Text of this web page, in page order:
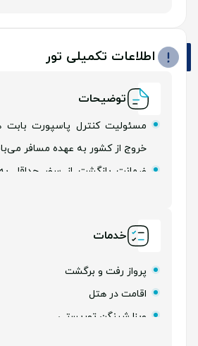
اطلاعات تکمیلی تور
توضیحات
مسئولیت کنترل پاسپورت
خروج از کشور به عهده مسافر
تومان بصورت ضمانت نامه بانکی
پرداخت 50% درصد از مبلغخدمات
پرواز رفت و برگشت
اقامت در هتل
ویزا شینگن توریستی